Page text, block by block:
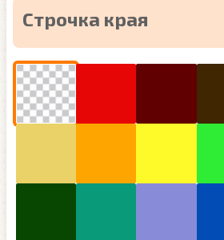
Строчка края